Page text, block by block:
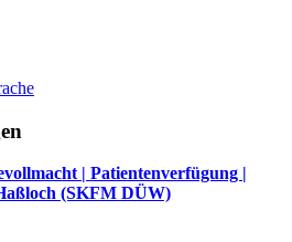
| Patientenverfügung |
(SKFM DÜW)